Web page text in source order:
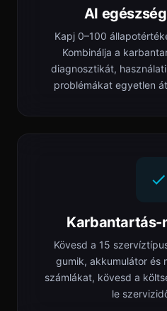
AI
Kapj 0–100
Kombinálja a
diagnosztikát,
problémákat egyetlen
Kövesd a 15
gumik, akkumulátor és
számlákat, kövesd a
le